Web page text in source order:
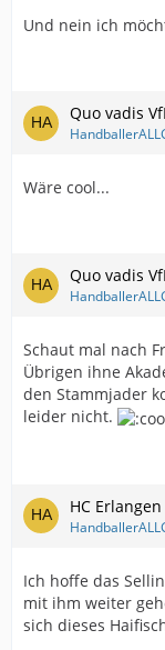
Und nein ich
Quo vadis
Wäre cool...
Quo vadis
Schaut mal nach
Übrigen ihne
den Stammjader
leider nicht.
HC
Ich hoffe das
mit ihm weiter
sich dieses